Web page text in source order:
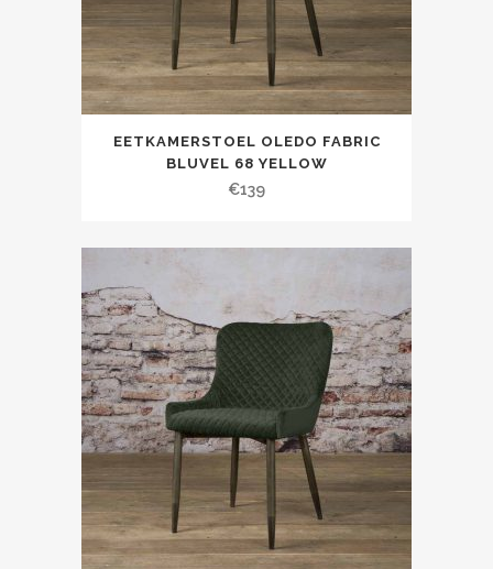
EETKAMERSTOEL OLEDO FABRIC
BLUVEL 68 YELLOW
€139